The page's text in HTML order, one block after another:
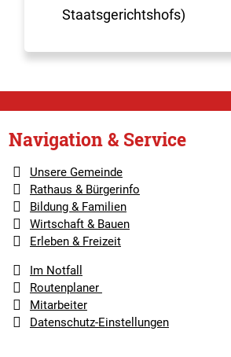
Staatsgerichtshofs)
Navigation & Service
Unsere Gemeinde
Rathaus & Bürgerinfo
Bildung & Familien
Wirtschaft & Bauen
Erleben & Freizeit
Im Notfall
Routenplaner
Mitarbeiter
Datenschutz-Einstellungen